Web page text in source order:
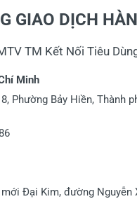
GIAO DỊCH
TM Kết Nối Tiêu
Minh
Phường Bảy Hiền, Thành
Đại Kim, đường Nguyễn